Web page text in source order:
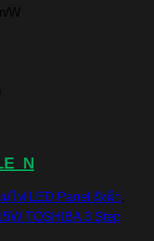
W
ไฟ LED Panel ฝังฝ้า,
TOSHIBA 3 Step